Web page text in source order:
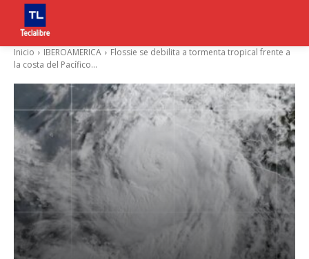
Inicio IBEROAMERICA
Flossie se debilita a tormenta tropical frente a
la costa del Pacífico...